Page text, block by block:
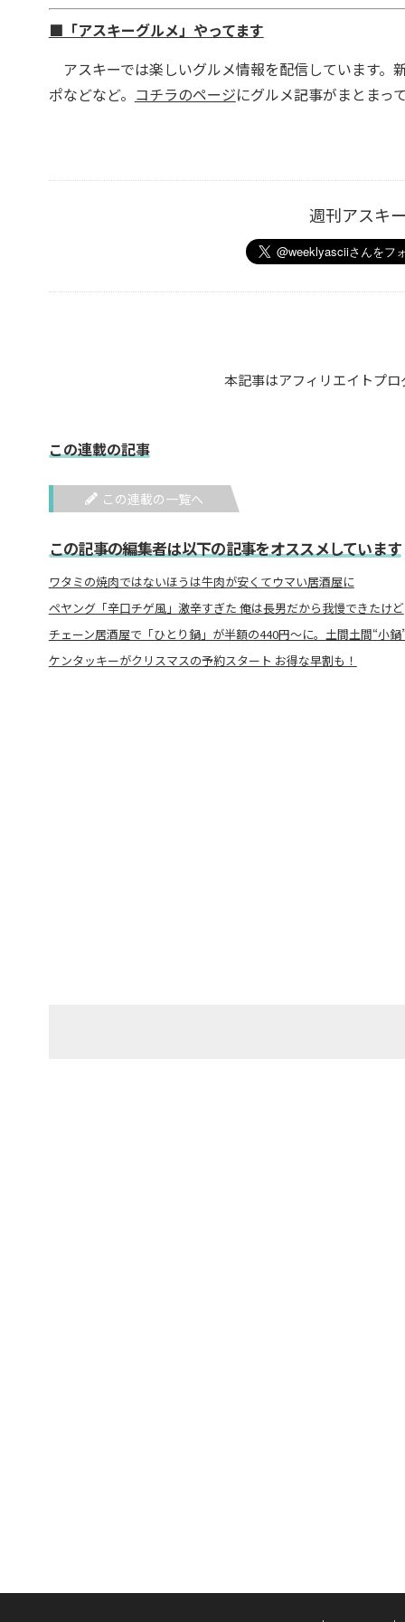
■「アスキーグルメ」やってます
アスキーでは楽しいグルメ情報を配信しています。
ポなどなど。 コチラのページにグルメ記事がまとまっ
週刊アスキ
本記事はアフィリエイトプ
この連載の記事
この連載の一覧へ
この記事の編集者は以下の記事をオススメしています
ワタミの焼肉ではないほうは牛肉が安くてウマい居酒屋に
ペヤング「辛口チゲ風」激辛すぎた 俺は長男だから我慢できたけど
チェーン居酒屋で「ひとり鍋」が半額の440円～に。土間土間“小鍋
ケンタッキーがクリスマスの予約スタート お得な早割も！